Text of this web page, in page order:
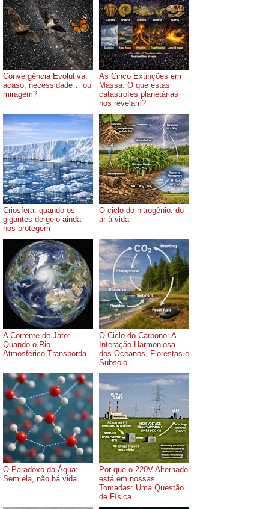
Convergência Evolutiva:
acaso, necessidade… ou
miragem?
As Cinco Extinções em
Massa: O que estas
catástrofes planetárias
nos revelam?
Criosfera: quando os
gigantes de gelo ainda
nos protegem
O ciclo do nitrogênio: do
ar à vida
A Corrente de Jato:
Quando o Rio
Atmosférico Transborda
O Ciclo do Carbono: A
Interação Harmoniosa
dos Oceanos, Florestas e
Subsolo
O Paradoxo da Água:
Sem ela, não há vida
Por que o 220V Alternado
está em nossas
Tomadas: Uma Questão
de Física